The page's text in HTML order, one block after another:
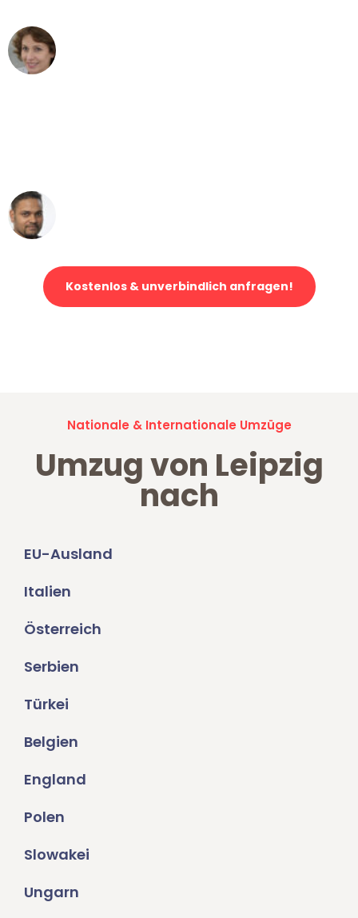
Kostenlos & unverbindlich anfragen!
Nationale & Internationale Umzüge
Umzug von Leipzig
nach
EU-Ausland
Italien
Österreich
Serbien
Türkei
Belgien
England
Polen
Slowakei
Ungarn